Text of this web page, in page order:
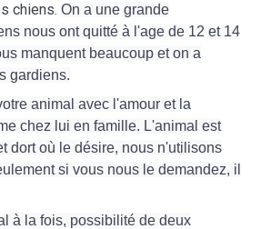
chiens. On a une grande
nous ont quitté à l'age de 12 et 14
manquent beaucoup et on a
gardiens.
animal avec l'amour et la
chez lui en famille. L'animal est
dort où le désire, nous n'utilisons
si vous nous le demandez, il
à la fois, possibilité de deux